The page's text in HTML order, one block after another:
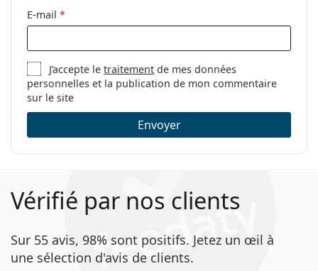
E-mail *
J’accepte letraitement de mes données
personnelles et la publication de mon commentaire
sur le site
Envoyer
Vérifié par nos clients
Sur 55 avis, 98% sont positifs. Jetez un œil à
une sélection d'avis de clients.